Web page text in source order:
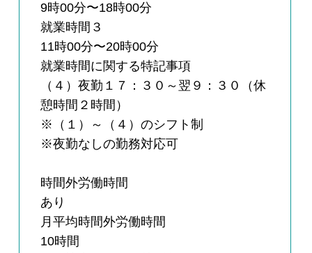
9時00分〜18時00分
就業時間３
11時00分〜20時00分
就業時間に関する特記事項
（４）夜勤１７：３０～翌９：３０（休
憩時間２時間）
※（１）～（４）のシフト制
※夜勤なしの勤務対応可
時間外労働時間
あり
月平均時間外労働時間
10時間